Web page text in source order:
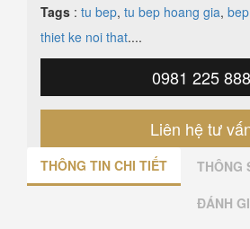
Tags : tu bep, tu bep hoang gia,
thiet ke noi that....
0981 225 888
Liên hệ tư
THÔNG TIN CHI TIẾT THÔNG
ĐÁNH